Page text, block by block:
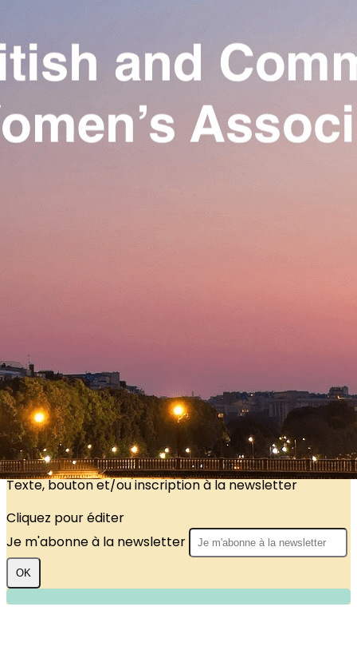
Exporter uniquement les colonnes affichées
Ajoutez un logo, un bouton, des réseaux sociaux
Our Association
Activities
Join us
?>
Images de la page d'accueil
Cliquez pour éditer
Texte, bouton et/ou inscription à la newsletter
Cliquez pour éditer
Je m'abonne à la newsletter
OK